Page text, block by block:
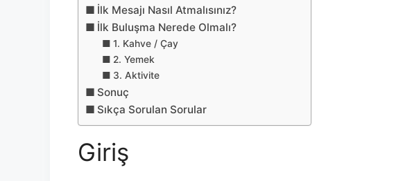
İlk Mesajı Nasıl Atmalısınız?
İlk Buluşma Nerede Olmalı?
1. Kahve / Çay
2. Yemek
3. Aktivite
Sonuç
Sıkça Sorulan Sorular
Giriş